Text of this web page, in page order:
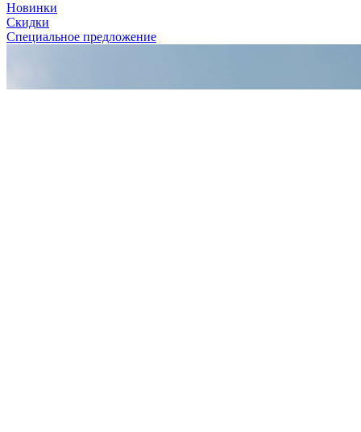
Новинки
Скидки
Специальное предложение